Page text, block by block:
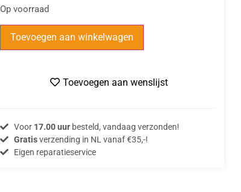
Op voorraad
Toevoegen aan winkelwagen
Toevoegen aan wenslijst
Voor 17.00 uurbesteld, vandaag verzonden!
Gratisverzending in NL vanaf €35,-!
Eigen reparatieservice